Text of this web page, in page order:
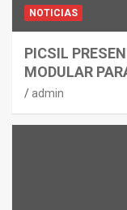
NOTICIAS
PICSIL
MODULAR
admin